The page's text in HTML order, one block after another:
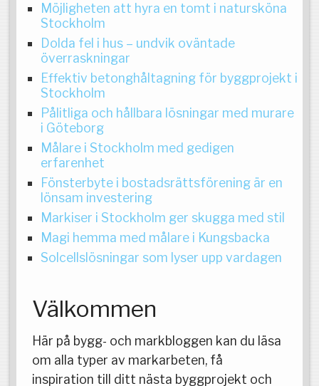
Möjligheten att hyra en tomt i natursköna
Stockholm
Dolda fel i hus – undvik oväntade
överraskningar
Effektiv betonghåltagning för byggprojekt i
Stockholm
Pålitliga och hållbara lösningar med murare
i Göteborg
Målare i Stockholm med gedigen
erfarenhet
Fönsterbyte i bostadsrättsförening är en
lönsam investering
Markiser i Stockholm ger skugga med stil
Magi hemma med målare i Kungsbacka
Solcellslösningar som lyser upp vardagen
Välkommen
Här på bygg- och markbloggen kan du läsa
om alla typer av markarbeten, få
inspiration till ditt nästa byggprojekt och